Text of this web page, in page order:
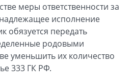
меры ответственности за
исполнение
обязуется передать
родовыми
уменьшить их количество
333 ГК РФ.